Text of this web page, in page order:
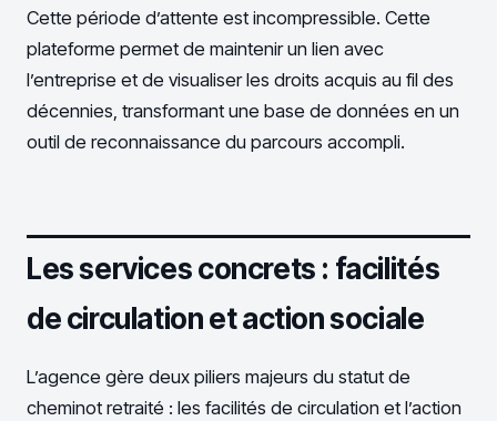
Cette période d’attente est incompressible. Cette
plateforme permet de maintenir un lien avec
l’entreprise et de visualiser les droits acquis au fil des
décennies, transformant une base de données en un
outil de reconnaissance du parcours accompli.
Les services concrets : facilités
de circulation et action sociale
L’agence gère deux piliers majeurs du statut de
cheminot retraité : les facilités de circulation et l’action